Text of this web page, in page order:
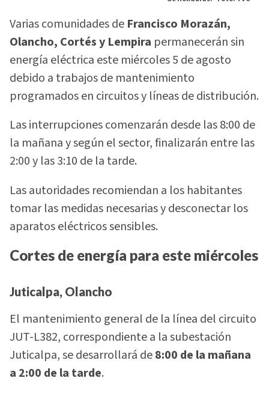
Varias comunidades de Francisco Morazán,
Olancho, Cortés y Lempira permanecerán sin
energía eléctrica este miércoles 5 de agosto
debido a trabajos de mantenimiento
programados en circuitos y líneas de distribución.
Las interrupciones comenzarán desde las 8:00 de
la mañana y según el sector, finalizarán entre las
2:00 y las 3:10 de la tarde.
Las autoridades recomiendan a los habitantes
tomar las medidas necesarias y desconectar los
aparatos eléctricos sensibles.
Cortes de energía para este miércoles
Juticalpa, Olancho
El mantenimiento general de la línea del circuito
JUT-L382, correspondiente a la subestación
Juticalpa, se desarrollará de8:00 de la mañana
a 2:00 de la tarde.